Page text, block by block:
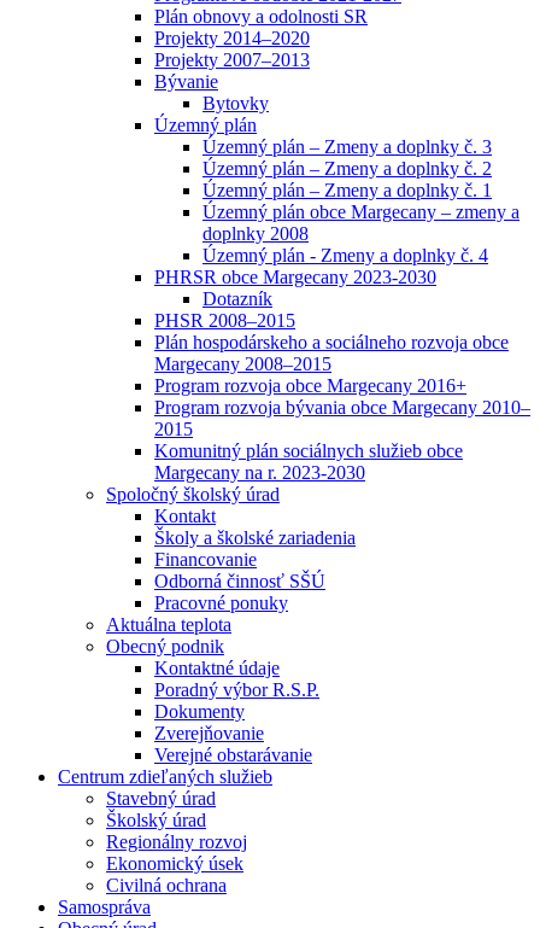
Plán obnovy a odolnosti SR
Projekty 2014–2020
Projekty 2007–2013
Bývanie
Bytovky
Územný plán
Územný plán – Zmeny a doplnky č. 3
Územný plán – Zmeny a doplnky č. 2
Územný plán – Zmeny a doplnky č. 1
Územný plán obce Margecany – zmeny a
doplnky 2008
Územný plán - Zmeny a doplnky č. 4
PHRSR obce Margecany 2023-2030
Dotazník
PHSR 2008–2015
Plán hospodárskeho a sociálneho rozvoja obce
Margecany 2008–2015
Program rozvoja obce Margecany 2016+
Program rozvoja bývania obce Margecany 2010–
2015
Komunitný plán sociálnych služieb obce
Margecany na r. 2023-2030
Spoločný školský úrad
Kontakt
Školy a školské zariadenia
Financovanie
Odborná činnosť SŠÚ
Pracovné ponuky
Aktuálna teplota
Obecný podnik
Kontaktné údaje
Poradný výbor R.S.P.
Dokumenty
Zverejňovanie
Verejné obstarávanie
Centrum zdieľaných služieb
Stavebný úrad
Školský úrad
Regionálny rozvoj
Ekonomický úsek
Civilná ochrana
Samospráva